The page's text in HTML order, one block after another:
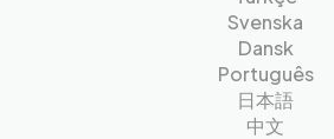
Svenska
Dansk
Português
日本語
中文